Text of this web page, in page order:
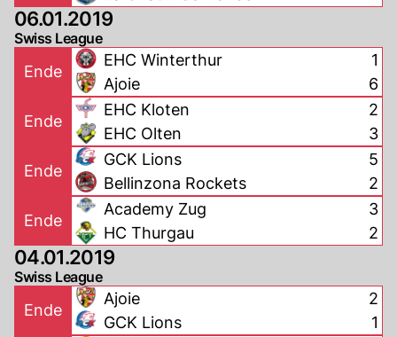
06.01.2019
Swiss League
Ende
EHC Winterthur
Ajoie
1
6
Ende
EHC Kloten
EHC Olten
2
3
Ende
GCK Lions
Bellinzona Rockets
5
2
Ende
Academy Zug
HC Thurgau
3
2
04.01.2019
Swiss League
Ende
Ajoie
GCK Lions
2
1